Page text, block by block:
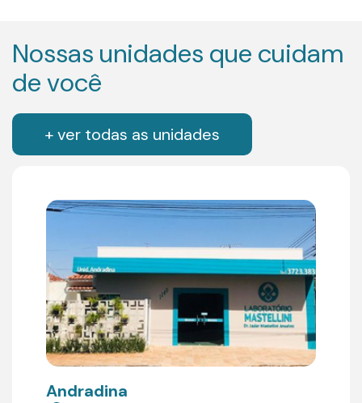
Nossas unidades que cuidam
de você
+ ver todas as unidades
Andradina